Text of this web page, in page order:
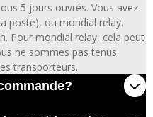
5 jours ouvrés. Vous avez
poste), ou mondial relay.
Pour mondial relay, cela peut
ne sommes pas tenus
transporteurs.